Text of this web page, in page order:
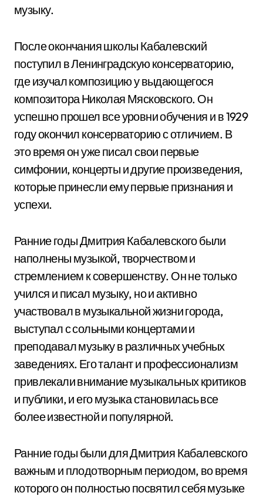
музыку.
После окончания школы Кабалевский
поступил в Ленинградскую консерваторию,
где изучал композицию у выдающегося
композитора Николая Мясковского. Он
успешно прошел все уровни обучения и в 1929
году окончил консерваторию с отличием. В
это время он уже писал свои первые
симфонии, концерты и другие произведения,
которые принесли ему первые признания и
успехи.
Ранние годы Дмитрия Кабалевского были
наполнены музыкой, творчеством и
стремлением к совершенству. Он не только
учился и писал музыку, но и активно
участвовал в музыкальной жизни города,
выступал с сольными концертами и
преподавал музыку в различных учебных
заведениях. Его талант и профессионализм
привлекали внимание музыкальных критиков
и публики, и его музыка становилась все
более известной и популярной.
Ранние годы были для Дмитрия Кабалевского
важным и плодотворным периодом, во время
которого он полностью посвятил себя музыке